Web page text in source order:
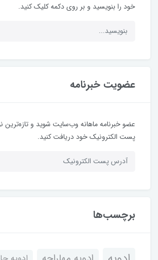
خود را بنویسید و بر روی دکمه کلیک کنید.
عضویت خبرنامه
عضو خبرنامه ماهانه وب‌سایت شوید و تازه‌ترین
پست الکترونیک خود دریافت کنید.
برچسب‌ها